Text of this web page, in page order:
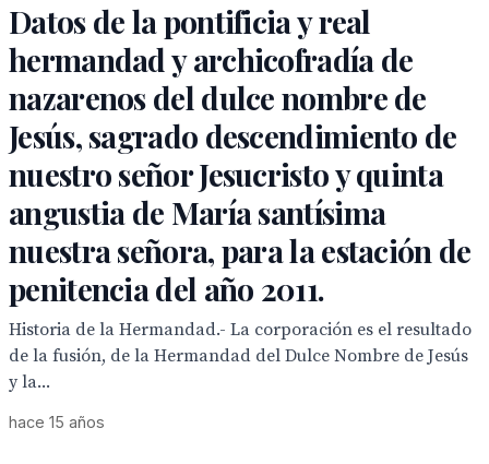
Datos de la pontificia y real
hermandad y archicofradía de
nazarenos del dulce nombre de
Jesús, sagrado descendimiento de
nuestro señor Jesucristo y quinta
angustia de María santísima
nuestra señora, para la estación de
penitencia del año 2011.
Historia de la Hermandad.- La corporación es el resultado
de la fusión, de la Hermandad del Dulce Nombre de Jesús
y la...
hace 15 años